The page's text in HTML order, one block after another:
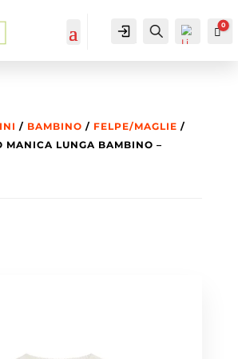
IL MIO
ACCOUNT
ACCOUNT
Cerca... 0
/ BAMBINO / FELPE/MAGLIE /
MANICA LUNGA BAMBINO –